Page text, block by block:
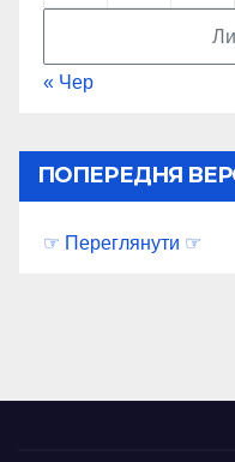
« Чер
ПОПЕРЕДНЯ
☞ Переглянути ☞